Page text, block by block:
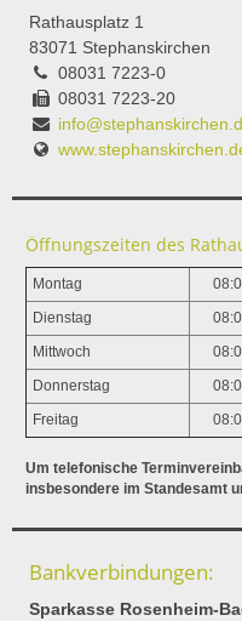
Rathausplatz 1
83071 Stephanskirchen
08031 7223-0
08031 7223-20
Öffnungszeiten des
Montag
Dienstag
Mittwoch
Donnerstag
Freitag
Um telefonische
insbesondere im Standesamt
Bankverbindungen:
Sparkasse Rosenheim-